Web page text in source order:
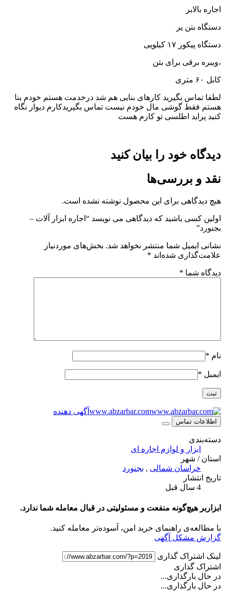
اجاره بالابر
دستگاه بتن یر
دستگاه پیکور ۱۷ کیلویی
،ویبره برقی برای بتن
کابل ۶۰ متری
لطفا تماس بگیرید کارهای بنایی هم شد درخدمت هستم خودم بنا
هستم فقط گوشی مال خودم نیست تماس بگیریدکارم دیوار نگاه
کنید پراید اطلسی تو کارم هست
دیدگاه خود را بیان کنید
نقد و بررسی‌ها
هیچ دیدگاهی برای این محصول نوشته نشده است.
اولین کسی باشید که دیدگاهی می نویسد “اجاره ابزار آلات –
بجنورد”
نشانی ایمیل شما منتشر نخواهد شد. بخش‌های موردنیاز
علامت‌گذاری شده‌اند *
دیدگاه شما *
نام *
ایمیل *
www.abzarbar.comآگهی دهنده
اطلاعات تماس
دسته‌بندی
ابزار و لوازم اجاره ای
استان / شهر
خراسان شمالی , بجنورد
تاریخ انتشار
4 سال قبل
ابزاربر هیچ‌گونه منفعت و مسئولیتی در قبال معامله شما ندارد.
با مطالعه‌ی راهنمای خرید امن، آسوده‌تر معامله کنید.
گزارش مشکل آگهی
لینک اشتراک گذاری
اشتراک گذاری
در حال بارگذاری...
در حال بارگذاری...